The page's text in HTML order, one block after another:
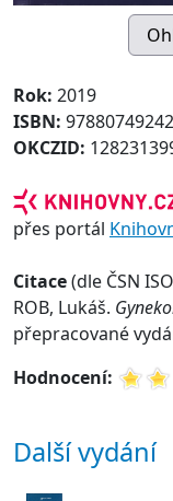
Rok: 2019
ISBN:
OKCZID:
přes portál
Citace(dle ČSN
ROB, Lukáš.
přepracované
Hodnocení:
Další vydání